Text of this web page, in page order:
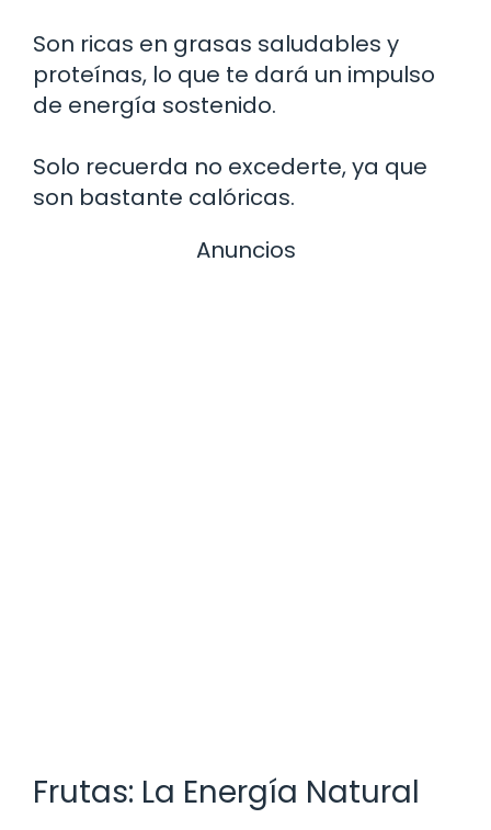
Son ricas en grasas saludables y
proteínas, lo que te dará un impulso
de energía sostenido.
Solo recuerda no excederte, ya que
son bastante calóricas.
Anuncios
Frutas: La Energía Natural